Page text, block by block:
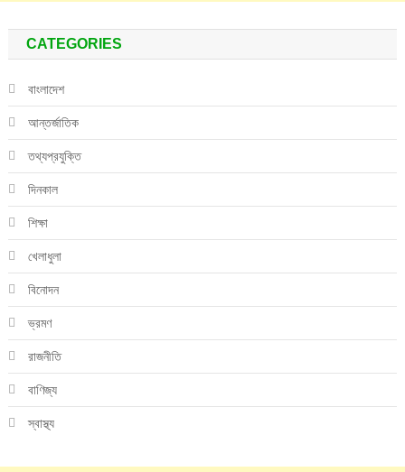
CATEGORIES
বাংলাদেশ
আন্তর্জাতিক
তথ্যপ্রযুক্তি
দিনকাল
শিক্ষা
খেলাধুলা
বিনোদন
ভ্রমণ
রাজনীতি
বাণিজ্য
স্বাস্থ্য